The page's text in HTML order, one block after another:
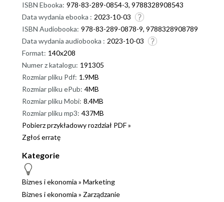
ISBN Ebooka: 978-83-289-0854-3, 9788328908543
Data wydania ebooka : 2023-10-03
ISBN Audiobooka: 978-83-289-0878-9, 9788328908789
Data wydania audiobooka : 2023-10-03
Format: 140x208
Numer z katalogu: 191305
Rozmiar pliku Pdf: 1.9MB
Rozmiar pliku ePub: 4MB
Rozmiar pliku Mobi: 8.4MB
Rozmiar pliku mp3: 437MB
Pobierz przykładowy rozdział PDF »
Zgłoś erratę
Kategorie
Biznes i ekonomia » Marketing
Biznes i ekonomia » Zarządzanie